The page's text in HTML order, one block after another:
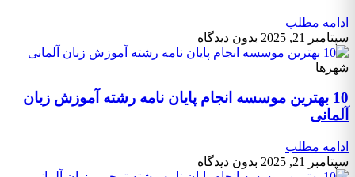
ادامه مطلب
سپتامبر 21, 2025
بدون دیدگاه
شهرها
10 بهترین موسسه انجام پایان نامه رشته آموزش زبان
آلمانی
ادامه مطلب
سپتامبر 21, 2025
بدون دیدگاه